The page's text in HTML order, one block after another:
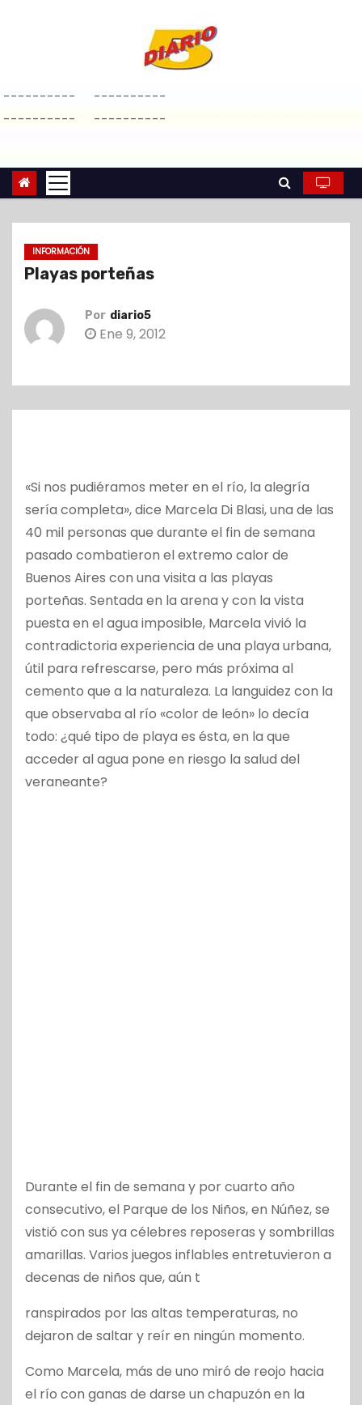
a
r
l
----------
----------
----------
----------
INFORMACIÓN
Playas porteñas
Por diario5
Ene 9, 2012
«Si nos pudiéramos meter en el río, la alegría
sería completa», dice Marcela Di Blasi, una de las
40 mil personas que durante el fin de semana
pasado combatieron el extremo calor de
Buenos Aires con una visita a las playas
porteñas. Sentada en la arena y con la vista
puesta en el agua imposible, Marcela vivió la
contradictoria experiencia de una playa urbana,
útil para refrescarse, pero más próxima al
cemento que a la naturaleza. La languidez con la
que observaba al río «color de león» lo decía
todo: ¿qué tipo de playa es ésta, en la que
acceder al agua pone en riesgo la salud del
veraneante?
Durante el fin de semana y por cuarto año
consecutivo, el Parque de los Niños, en Núñez, se
vistió con sus ya célebres reposeras y sombrillas
amarillas. Varios juegos inflables entretuvieron a
decenas de niños que, aún t
ranspirados por las altas temperaturas, no
dejaron de saltar y reír en ningún momento.
Como Marcela, más de uno miró de reojo hacia
el río con ganas de darse un chapuzón en la